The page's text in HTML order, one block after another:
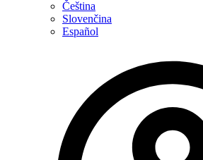
Čeština
Slovenčina
Español